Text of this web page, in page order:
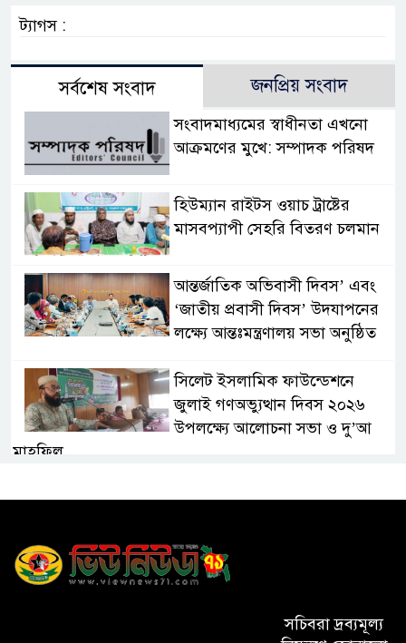
ট্যাগস :
সর্বশেষ সংবাদ জনপ্রিয় সংবাদ
সংবাদমাধ্যমের স্বাধীনতা এখনো
আক্রমণের মুখে: সম্পাদক পরিষদ
হিউম্যান রাইটস ওয়াচ ট্রাষ্টের
মাসবপ্যাপী সেহরি বিতরণ চলমান
আন্তর্জাতিক অভিবাসী দিবস’ এবং
‘জাতীয় প্রবাসী দিবস’ উদযাপনের
লক্ষ্যে আন্তঃমন্ত্রণালয় সভা অনুষ্ঠিত
সিলেট ইসলামিক ফাউন্ডেশনে
জুলাই গণঅভ্যুত্থান দিবস ২০২৬
উপলক্ষ্যে আলোচনা সভা ও দু’আ
মাহফিল
পরিবেশ রক্ষায় ব্যক্তিগত উদ্যোগ
বিভাগীয় কমিশনার
কমিশনার জুলাই স্মৃতিস্তম্ভে পুষ্পস্তবক
সচিবরা দ্রব্যমূল্য